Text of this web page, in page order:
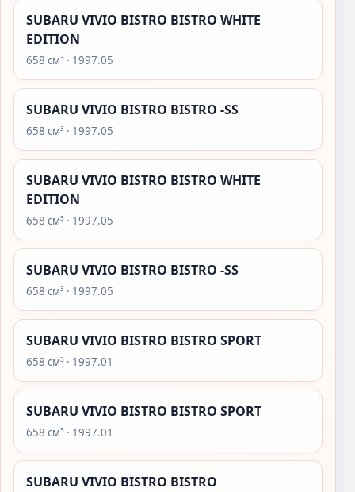
SUBARU VIVIO BISTRO BISTRO WHITE
EDITION
658 см³ · 1997.05
SUBARU VIVIO BISTRO BISTRO -SS
658 см³ · 1997.05
SUBARU VIVIO BISTRO BISTRO WHITE
EDITION
658 см³ · 1997.05
SUBARU VIVIO BISTRO BISTRO -SS
658 см³ · 1997.05
SUBARU VIVIO BISTRO BISTRO SPORT
658 см³ · 1997.01
SUBARU VIVIO BISTRO BISTRO SPORT
658 см³ · 1997.01
SUBARU VIVIO BISTRO BISTRO